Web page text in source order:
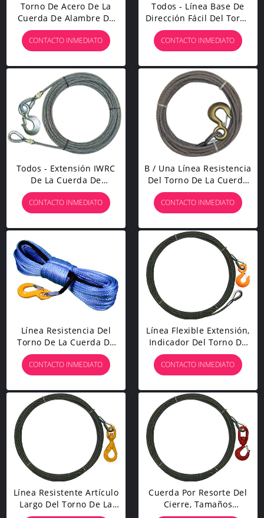
Torno De Acero De La
Cuerda De Alambre De
La Base, Uno Mismo De
Acero Del Cable Del
Torno Que Cierra Los
Ganchos Del Eslabón
Giratorio
CONTACTO INMEDIATO
Todos - Línea Base De
Dirección Fácil Del Torno
De La Cuerda De Acero
Del Apretón De La
Fibra De La Durabilidad
Fuerte
CONTACTO INMEDIATO
Todos - Extensión IWRC
De La Cuerda De
Alambre Del Apretón
Para La Línea Ojo Del
Torno De Thimbled En
Un Extremo
CONTACTO INMEDIATO
B / Una Línea Resistencia
Del Torno De La Cuerda
Del Agolpamiento Del
Gancho De La Aleación
Alta Con La Captura De
Seguridad
CONTACTO INMEDIATO
Línea Resistencia Del
Torno De La Cuerda De
La Fibra De UHMWPE De
Abrasión Superior Del
Gancho Del Grado Que
Apareja 80
CONTACTO INMEDIATO
Línea Flexible Extensión,
Indicador Del Torno De
Alambre Del Estándar
0.3-11m M Del Cable AISI
Del Torno De La Cuerda
CONTACTO INMEDIATO
Línea Resistente Artículo
Largo Del Torno De La
Cuerda Por Resorte Del
Cierre, Tamaños